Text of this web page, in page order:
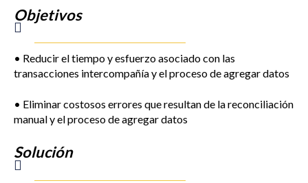
Objetivos
• Reducir el tiempo y esfuerzo asociado con las
transacciones intercompañía y el proceso de agregar datos
• Eliminar costosos errores que resultan de la reconciliación
manual y el proceso de agregar datos
Solución